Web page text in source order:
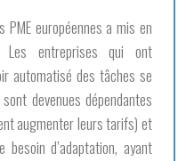
européennes a mis en
Les entreprises qui ont
automatisé des tâches se
devenues dépendantes
augmenter leurs tarifs) et
d’adaptation, ayant